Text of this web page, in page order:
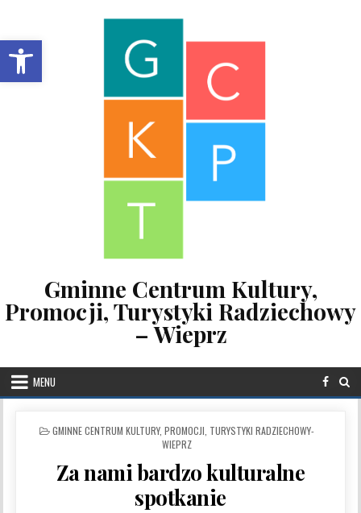
Open toolbar
Gminne Centrum Kultury,
Promocji, Turystyki Radziechowy
– Wieprz
MENU
POSTED IN
GMINNE CENTRUM KULTURY, PROMOCJI, TURYSTYKI RADZIECHOWY-
WIEPRZ
Za nami bardzo kulturalne
spotkanie